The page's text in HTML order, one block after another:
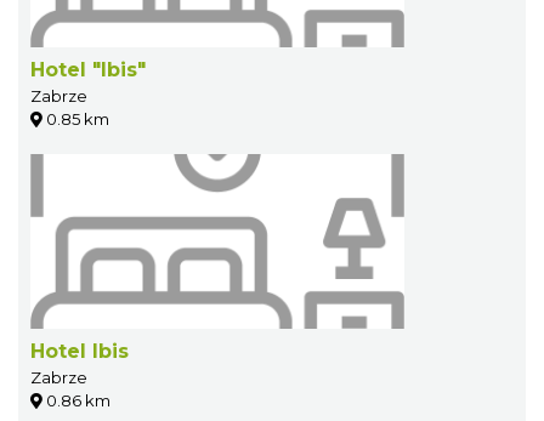
Hotel "Ibis"
Zabrze
0.85 km
Hotel Ibis
Zabrze
0.86 km